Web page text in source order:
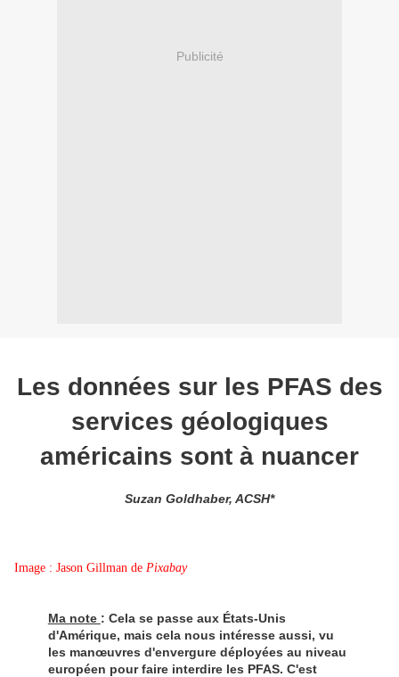
Publicité
Les données sur les PFAS des
services géologiques
américains sont à nuancer
Suzan Goldhaber, ACSH*
Image : Jason Gillman de Pixabay
Ma note : Cela se passe aux États-Unis
d'Amérique, mais cela nous intéresse aussi, vu
les manœuvres d'envergure déployées au niveau
européen pour faire interdire les PFAS. C'est